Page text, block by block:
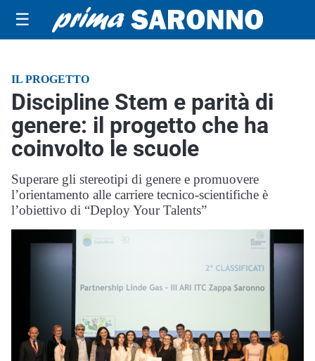
☰
IL PROGETTO
Discipline Stem e parità di
genere: il progetto che ha
coinvolto le scuole
Superare gli stereotipi di genere e promuovere
l’orientamento alle carriere tecnico-scientifiche è
l’obiettivo di “Deploy Your Talents”